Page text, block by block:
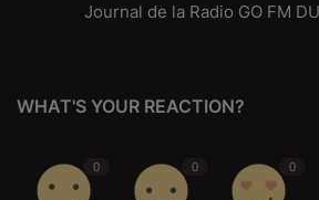
Journal de la Radio GO FM
WHAT'S YOUR REACTION?
0 0 0